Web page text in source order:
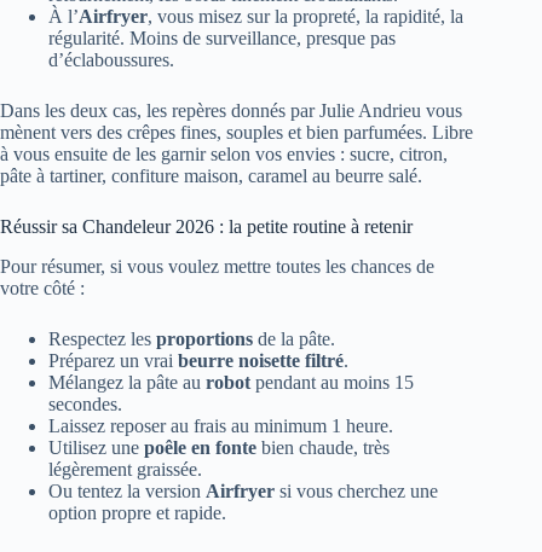
À l’Airfryer, vous misez sur la propreté, la rapidité, la
régularité. Moins de surveillance, presque pas
d’éclaboussures.
Dans les deux cas, les repères donnés par Julie Andrieu vous
mènent vers des crêpes fines, souples et bien parfumées. Libre
à vous ensuite de les garnir selon vos envies : sucre, citron,
pâte à tartiner, confiture maison, caramel au beurre salé.
Réussir sa Chandeleur 2026 : la petite routine à retenir
Pour résumer, si vous voulez mettre toutes les chances de
votre côté :
Respectez les proportions de la pâte.
Préparez un vrai beurre noisette filtré.
Mélangez la pâte au robot pendant au moins 15
secondes.
Laissez reposer au frais au minimum 1 heure.
Utilisez une poêle en fonte bien chaude, très
légèrement graissée.
Ou tentez la version Airfryer si vous cherchez une
option propre et rapide.